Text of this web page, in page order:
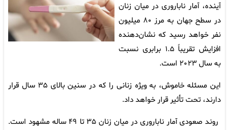
آینده، آمار ناباروری در میان زنان
در سطح جهان به مرز ۸۰ میلیون
نفر خواهد رسید که نشان‌دهنده
افزایش تقریباً ۱.۵ برابری نسبت
به سال ۲۰۲۳ است.
این مسئله خاموش، به ویژه زنانی را که در سنین بالای ۳۵ سال قرار
دارند، تحت تأثیر قرار خواهد داد.
روند صعودی آمار ناباروری در میان زنان ۳۵ تا ۴۹ ساله مشهود است.